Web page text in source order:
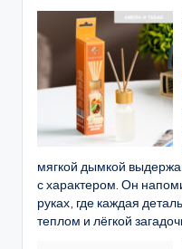
мягкой дымкой
с характером. Он
руках, где каждая
теплом и лёгкой